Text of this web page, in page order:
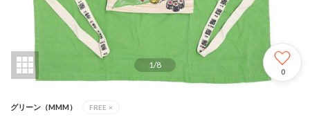
1/8
0
グリーン（MMM） FREE ×